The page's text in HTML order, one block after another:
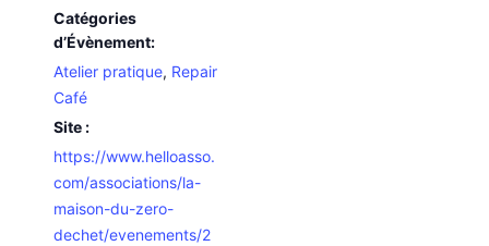
Catégories
d’Évènement:
Atelier pratique, Repair
Café
Site :
https://www.helloasso.
com/associations/la-
maison-du-zero-
dechet/evenements/2